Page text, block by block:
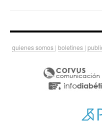
quienes somos | boletines |